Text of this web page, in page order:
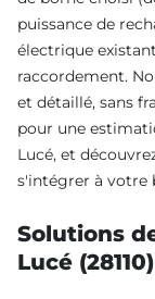
puissance de
électrique
raccordement.
et détaillé, sans
pour une
Lucé, et
s'intégrer à votre
Solutions
Lucé (28110)